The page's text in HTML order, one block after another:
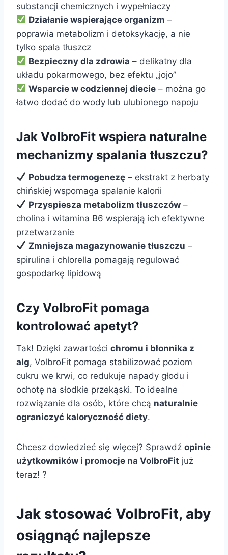
substancji chemicznych i wypełniaczy
Działanie wspierające organizm –
poprawia metabolizm i detoksykację, a nie
tylko spala tłuszcz
Bezpieczny dla zdrowia – delikatny dla
układu pokarmowego, bez efektu „jojo”
Wsparcie w codziennej diecie – można go
łatwo dodać do wody lub ulubionego napoju
Jak VolbroFit wspiera naturalne
mechanizmy spalania tłuszczu?
Pobudza termogenezę – ekstrakt z herbaty
chińskiej wspomaga spalanie kalorii
Przyspiesza metabolizm tłuszczów –
cholina i witamina B6 wspierają ich efektywne
przetwarzanie
Zmniejsza magazynowanie tłuszczu –
spirulina i chlorella pomagają regulować
gospodarkę lipidową
Czy VolbroFit pomaga
kontrolować apetyt?
Tak! Dzięki zawartości chromu i błonnika z
alg, VolbroFit pomaga stabilizować poziom
cukru we krwi, co redukuje napady głodu i
ochotę na słodkie przekąski. To idealne
rozwiązanie dla osób, które chcą naturalnie
ograniczyć kaloryczność diety.
Chcesz dowiedzieć się więcej? Sprawdź opinie
użytkowników i promocje na VolbroFit już
teraz! ?
Jak stosować VolbroFit, aby
osiągnąć najlepsze